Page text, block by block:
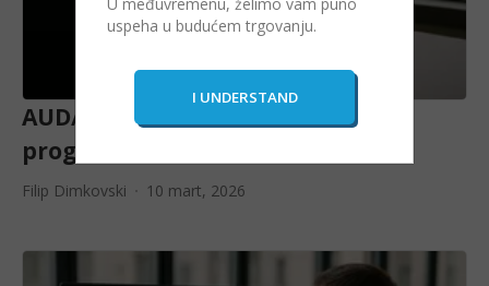
AUD/USD valutni par: Trendovi i
prognoze za 2026.
Filip Dimkovski 10 mart, 2026
uspeha u budućem trgovanju.